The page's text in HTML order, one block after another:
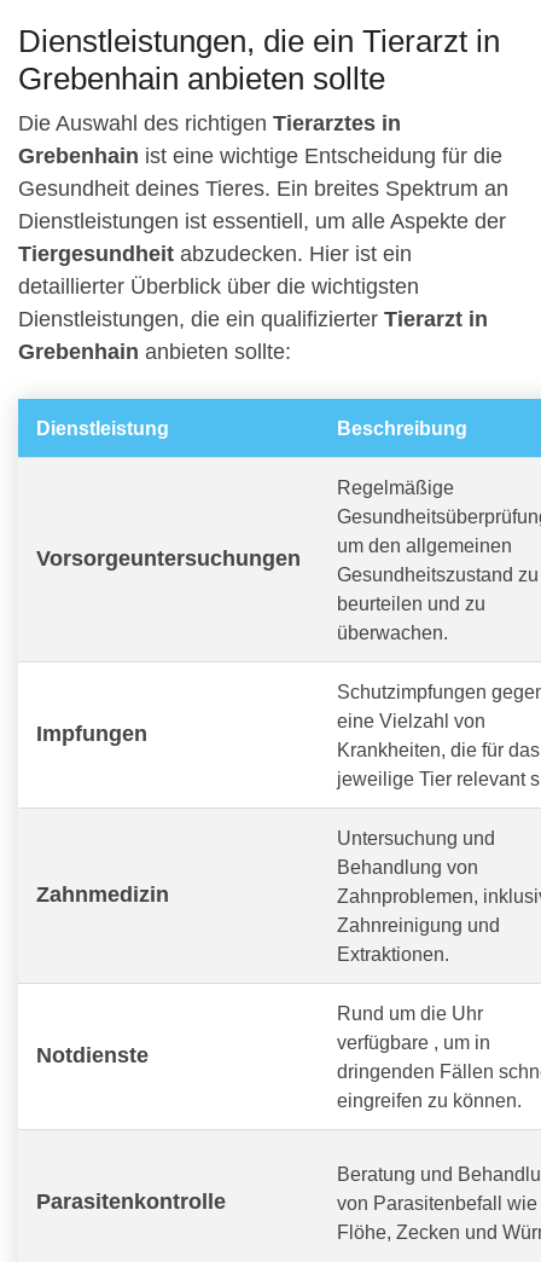
Dienstleistungen, die ein Tierarzt in
Grebenhain anbieten sollte
Die Auswahl des richtigen Tierarztes in
Grebenhain ist eine wichtige Entscheidung für die
Gesundheit deines Tieres. Ein breites Spektrum an
Dienstleistungen ist essentiell, um alle Aspekte der
Tiergesundheit abzudecken. Hier ist ein
detaillierter Überblick über die wichtigsten
Dienstleistungen, die ein qualifizierter Tierarzt in
Grebenhain anbieten sollte:
Dienstleistung Beschreibung
Vorsorgeuntersuchungen
Regelmäßige
um den allgemeinen
Gesundheitszustand zu
beurteilen und zu
überwachen.
Impfungen
Schutzimpfungen
eine Vielzahl von
Krankheiten, die für das
jeweilige Tier relevant
Zahnmedizin
Untersuchung und
Behandlung von
Zahnproblemen,
Zahnreinigung und
Extraktionen.
Notdienste
Rund um die Uhr
verfügbare , um in
dringenden Fällen
eingreifen zu können.
Parasitenkontrolle
Beratung und
von Parasitenbefall wie
Flöhe, Zecken und